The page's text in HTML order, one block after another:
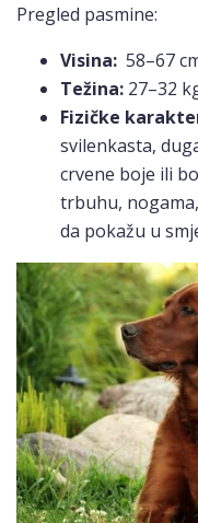
Pregled pasmine:
Visina: 58–67
Težina: 27–32
Fizičke
svilenkasta,
crvene boje ili
trbuhu,
da pokažu u